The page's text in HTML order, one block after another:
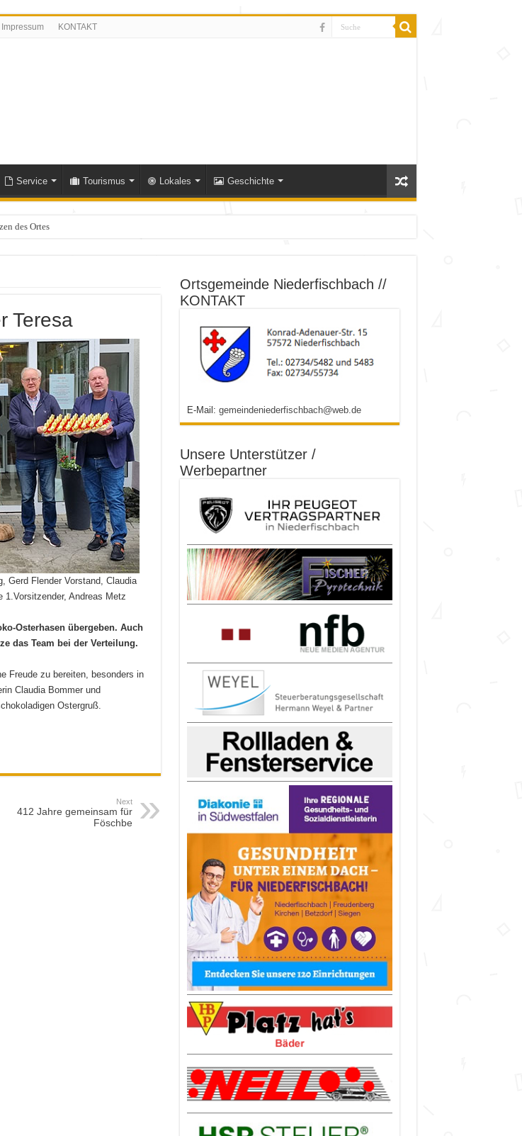
Impressum KONTAKT
Service Tourismus Lokales Geschichte
des Ortes
Zeugen gesucht
Teresa
Gerd Flender Vorstand, Claudia
1.Vorsitzender, Andreas Metz
Osterhasen übergeben. Auch
das Team bei der Verteilung.
Freude zu bereiten, besonders in
Claudia Bommer und
Ostergruß.
Next
412 Jahre gemeinsam für
Föschbe
Ortsgemeinde Niederfischbach //
KONTAKT
E-Mail: gemeindeniederfischbach@web.de
Unsere Unterstützer /
Werbepartner